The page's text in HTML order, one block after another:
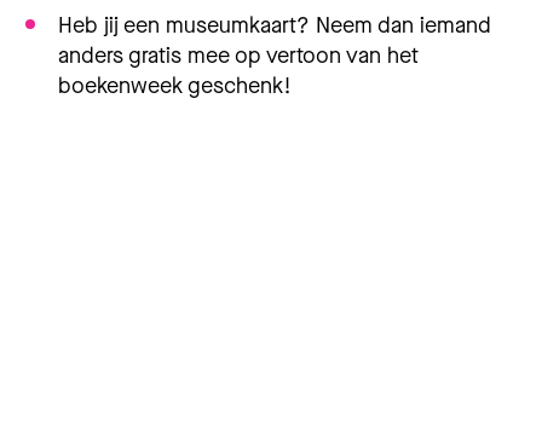
Heb jij een museumkaart? Neem dan iemand
anders gratis mee op vertoon van het
boekenweek geschenk!